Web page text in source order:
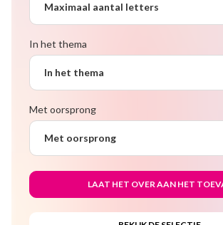
Maximaal aantal letters
In het thema
In het thema
Met oorsprong
Met oorsprong